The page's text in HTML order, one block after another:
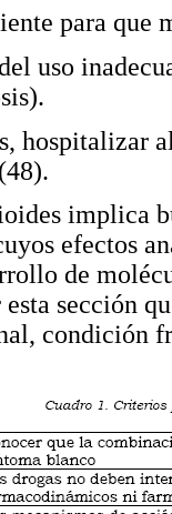
para que
uso
hospitalizar
implica
efectos
de
sección
condición